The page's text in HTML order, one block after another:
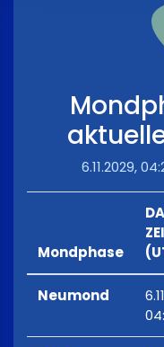
6.11.2029,
Mondphase
Neumond